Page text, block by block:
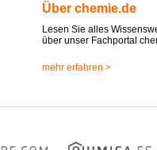
Über chemie.de
Lesen Sie alles
über unser Fachportal
mehr erfahren >